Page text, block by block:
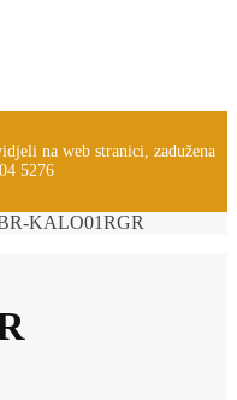
na web stranici, zadužena
5276
KALO01RGR